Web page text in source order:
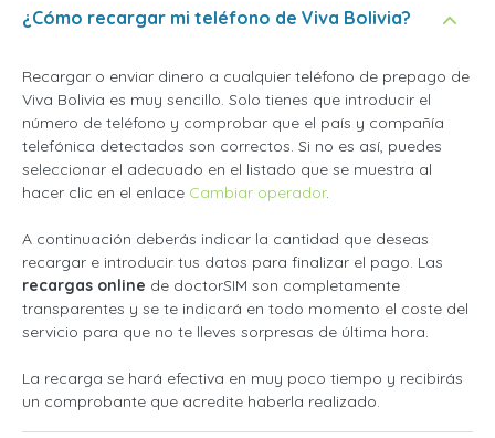
¿Cómo recargar mi teléfono de Viva Bolivia?
Recargar o enviar dinero a cualquier teléfono de prepago de
Viva Bolivia es muy sencillo. Solo tienes que introducir el
número de teléfono y comprobar que el país y compañía
telefónica detectados son correctos. Si no es así, puedes
seleccionar el adecuado en el listado que se muestra al
hacer clic en el enlace Cambiar operador.
A continuación deberás indicar la cantidad que deseas
recargar e introducir tus datos para finalizar el pago. Las
recargas online de doctorSIM son completamente
transparentes y se te indicará en todo momento el coste del
servicio para que no te lleves sorpresas de última hora.
La recarga se hará efectiva en muy poco tiempo y recibirás
un comprobante que acredite haberla realizado.